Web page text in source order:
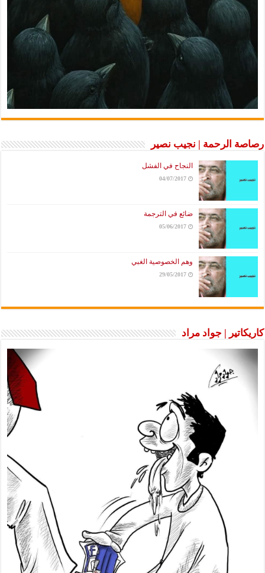
رصاصة الرحمة | نجيب نصير
النجاح في الفشل
04/07/2017
ضائع في الترجمة
05/06/2017
وهم الخصوصية الغبي
29/05/2017
كاريكاتير | جواد مراد